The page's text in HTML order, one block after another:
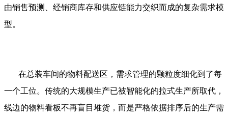
由销售预测、经销商库存和供应链能力交织而成的复杂需求模
型。
在总装车间的物料配送区，需求管理的颗粒度细化到了每
一个工位。传统的大规模生产已被智能化的拉式生产所取代，
线边的物料看板不再盲目堆货，而是严格依据排序后的生产需